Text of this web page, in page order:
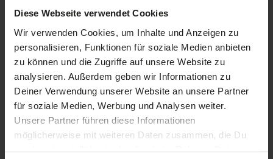
Diese Webseite verwendet Cookies
Wir verwenden Cookies, um Inhalte und Anzeigen zu
personalisieren, Funktionen für soziale Medien anbieten
zu können und die Zugriffe auf unsere Website zu
analysieren. Außerdem geben wir Informationen zu
Deiner Verwendung unserer Website an unsere Partner
für soziale Medien, Werbung und Analysen weiter.
Unsere Partner führen diese Informationen
möglicherweise mit weiteren Daten zusammen, die Du
Erfolgsrechnung und Abschluss
Wirtschafts- und Sozialkunde
6 Lernbausteine timelapse 3 Std. 04 Min. expand_less
Grundlagen des Wirtschaftens
extension Interaktiver Inhalt timelapse 6 Std. 16 Min.